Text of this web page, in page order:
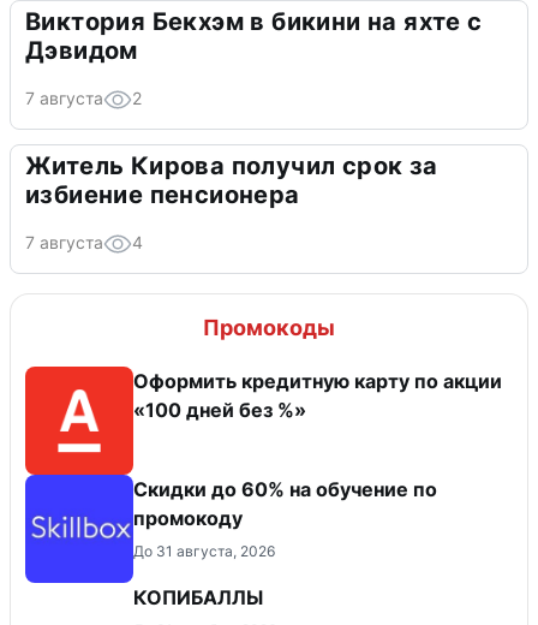
Виктория Бекхэм в бикини на яхте с
Дэвидом
7 августа 2
Житель Кирова получил срок за
избиение пенсионера
7 августа 4
Промокоды
Оформить кредитную карту по акции
«100 дней без %»
Скидки до 60% на обучение по
промокоду
До 31 августа, 2026
КОПИБАЛЛЫ